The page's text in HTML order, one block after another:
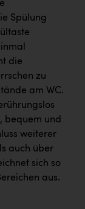
Spülung
die
zu
am WC.
bequem und
weiterer
auch über
sich so
aus.